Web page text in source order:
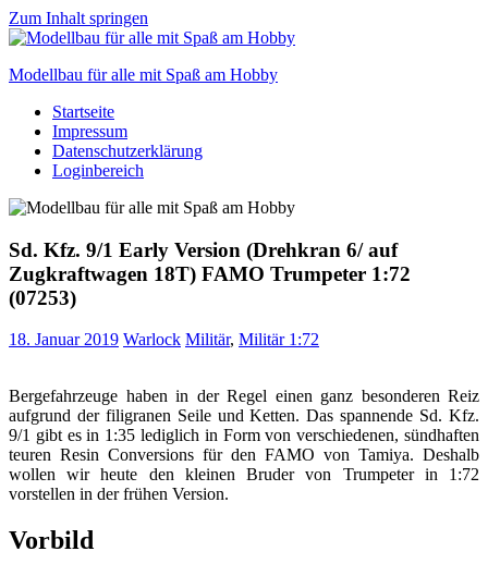
Zum Inhalt springen
Modellbau für alle mit Spaß am Hobby
Scale
modelling
to
Startseite
Impressum
Datenschutzerklärung
Loginbereich
Sd. Kfz. 9/1 Early Version (Drehkran 6/ auf
Zugkraftwagen 18T) FAMO Trumpeter 1:72
(07253)
18. Januar 2019 Warlock Militär, Militär 1:72
Bergefahrzeuge haben in der Regel einen ganz besonderen Reiz
aufgrund der filigranen Seile und Ketten. Das spannende Sd. Kfz.
9/1 gibt es in 1:35 lediglich in Form von verschiedenen, sündhaften
teuren Resin Conversions für den FAMO von Tamiya. Deshalb
wollen wir heute den kleinen Bruder von Trumpeter in 1:72
vorstellen in der frühen Version.
Vorbild